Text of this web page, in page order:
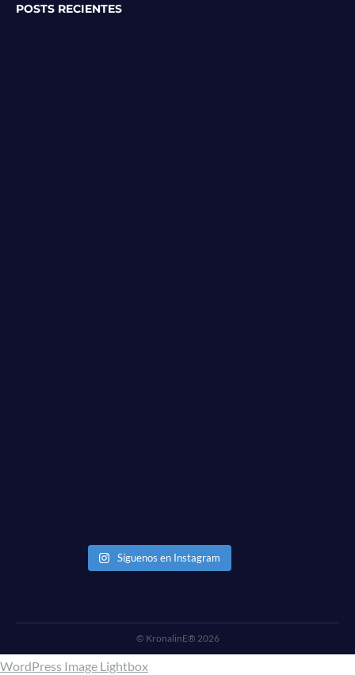
POSTS RECIENTES
Síguenos en Instagram
© KronalinE® 2026
WordPress Image Lightbox